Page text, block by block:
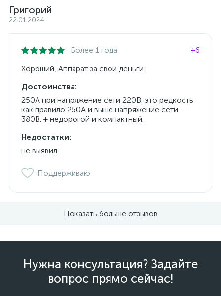
Григорий
22.01.2024
Более 1 года
+6
Хороший, Аппарат за свои деньги.
Достоинства:
250А при напряжение сети 220В. это редкость
как правило 250А и выше напряжение сети
380В. + недорогой и компактный.
Недостатки:
не выявил.
Поддерживаю
Показать больше отзывов
Нужна консультация? Задайте
вопрос прямо сейчас!